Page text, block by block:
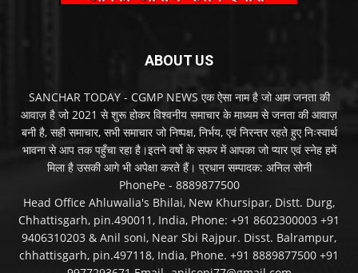
ABOUT US
SANCHAR TODAY - CGMP NEWS एक ऐसा नाम है जो आम जनता की
आवाज़ है जो 2021 से शुरू होकर विश्वनीय समाचार के माध्यम से जनता की आवाज़
बनी है, सही समाचार, सभी समाचार जो निष्पक्ष, निर्भय, एवं निरन्तर रहते हुए निःस्वार्थ
भावना से आप तक पहुँचा रहा है।इतने वर्षो के सफर में आपका जो प्यार एवं स्नेह हमें
मिला है उसकी आगे भी अपेक्षा करते हैं। प्रधान सम्पादक: अनिल सोनी
PhonePe - 8889877500
Head Office Ahluwalia's Bhilai, New Khursipar, Distt. Durg,
Chhattisgarh, pin.490011, India, Phone: +91 8602300003 +91
9406310203 & Anil soni, Near Sbi Rajpur. Disst. Balrampur,
chhattisgarh, pin.497118, India, Phone. +91 8889877500 +91